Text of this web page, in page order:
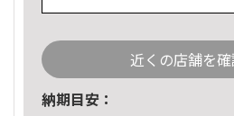
近くの店舗を
納期目安：